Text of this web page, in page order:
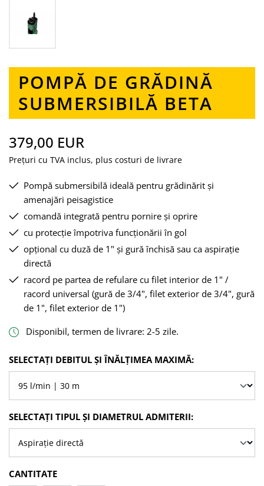
POMPĂ DE GRĂDINĂ
SUBMERSIBILĂ BETA
379,00 EUR
Prețuri cu TVA inclus, plus costuri de livrare
Pompă submersibilă ideală pentru grădinărit și
amenajări peisagistice
comandă integrată pentru pornire și oprire
cu protecție împotriva funcționării în gol
opțional cu duză de 1" și gură închisă sau ca aspirație
directă
racord pe partea de refulare cu filet interior de 1" /
racord universal (gură de 3/4", filet exterior de 3/4", gură
de 1", filet exterior de 1")
Disponibil, termen de livrare: 2-5 zile.
SELECTAȚI
SELECTAȚI DEBITUL ȘI ÎNĂLȚIMEA MAXIMĂ:
SELECTAȚI
SELECTAȚI TIPUL ȘI DIAMETRUL ADMITERII:
CANTITATE